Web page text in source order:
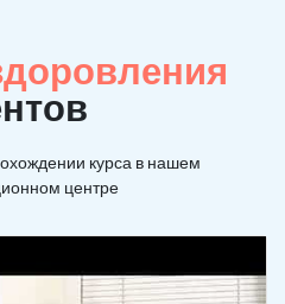
курса в нашем
центре